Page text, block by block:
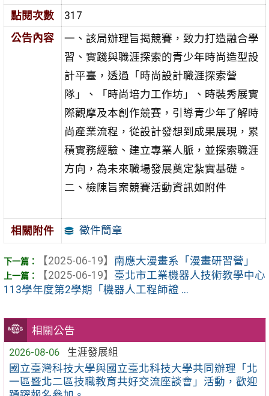
相關公告
2026-08-06
生涯發展組
國立臺灣科技大學與國立臺北科技大學共同辦理「北
一區暨北二區技職教育共好交流座談會」活動，歡迎
點閱次數
317
公告內容
一、該局辦理旨揭競賽，致力打造融合學
習、實踐與職涯探索的青少年時尚造型設
計平臺，透過「時尚設計職涯探索營
隊」、「時尚培力工作坊」、時裝秀展實
際觀摩及本創作競賽，引導青少年了解時
尚產業流程，從設計發想到成果展現，累
積實務經驗、建立專業人脈，並探索職涯
方向，為未來職場發展奠定紮實基礎。
二、檢陳旨案競賽活動資訊如附件
相關附件 徵件簡章
【2025-06-19】 南應大漫畫系「漫畫研習營」
【2025-06-19】 臺北市工業機器人技術教學中心
113學年度第2學期「機器人工程師證 ...